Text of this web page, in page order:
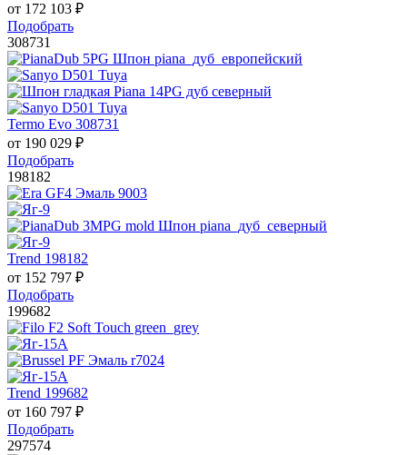
от 172 103 ₽
Подобрать
308731
Termo Evo 308731
от 190 029 ₽
Подобрать
198182
Trend 198182
от 152 797 ₽
Подобрать
199682
Trend 199682
от 160 797 ₽
Подобрать
297574